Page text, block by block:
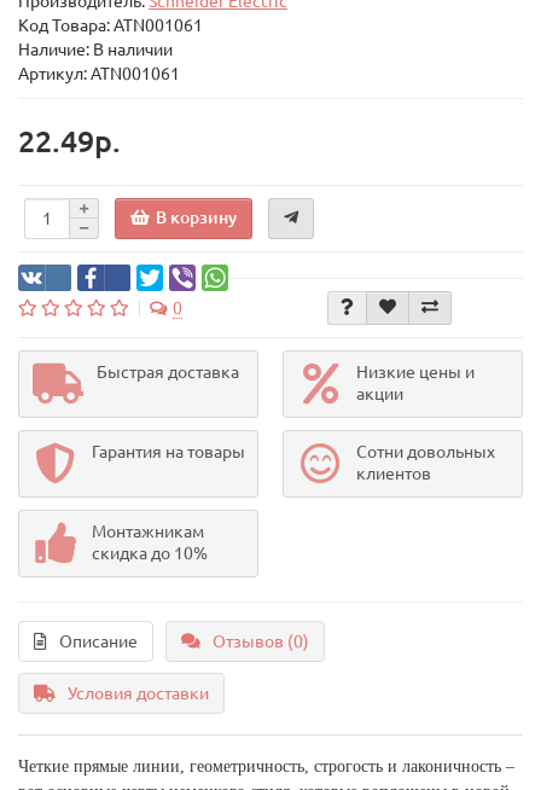
Код Товара:ATN001061
Наличие: В наличии
Артикул: ATN001061
22.49р.
В корзину
0
Быстрая доставка
Низкие цены и
акции
Гарантия на товары
Сотни довольных
клиентов
Монтажникам
скидка до 10%
Описание Отзывов (0)
Условия доставки
Четкие прямые линии, геометричность, строгость и лаконичность –